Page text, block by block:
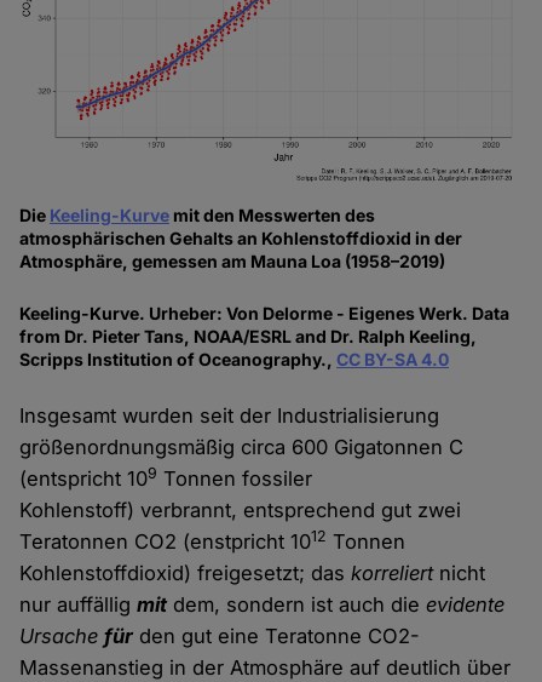
Die Keeling-Kurve mit den Messwerten des
atmosphärischen Gehalts an Kohlenstoffdioxid in der
Atmosphäre, gemessen am Mauna Loa (1958–2019)
Keeling-Kurve. Urheber: Von Delorme - Eigenes Werk. Data
from Dr. Pieter Tans, NOAA/ESRL and Dr. Ralph Keeling,
Scripps Institution of Oceanography.,CC BY-SA 4.0
Insgesamt wurden seit der Industrialisierung
größenordnungsmäßig circa 600 Gigatonnen C
(entspricht 109 Tonnen fossiler
Kohlenstoff) verbrannt, entsprechend gut zwei
Teratonnen CO2 (enstpricht 1012 Tonnen
Kohlenstoffdioxid) freigesetzt; daskorreliertnicht
nur auffälligmit dem, sondern ist auch dieevidente
Ursachefür den gut eine Teratonne CO2-
Massenanstieg in der Atmosphäre auf deutlich über